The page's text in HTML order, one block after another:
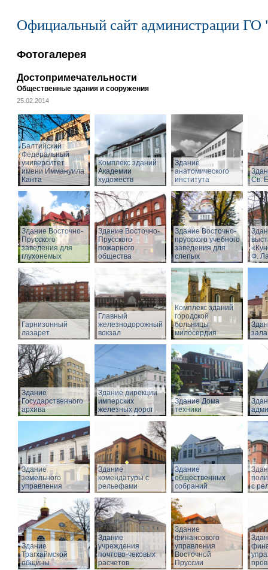
Официальный сайт администрации ГО
Фотогалерея
Достопримечательности
Общественные здания и сооружения
25.02.2014
Балтийский
Федеральный
университет
имени Иммануила
Канта
Комплекс зданий
Академии
художеств
Здание
анатомического
института
Св.
Здание Восточно-
Прусского
заведения для
глухонемых
Здание Восточно-
Прусского
пожарного
общества
Здание Восточно-
прусского учебного
заведения для
слепых
Ф.
Гарнизонный
лазарет
Главный
железнодорожный
вокзал
Комплекс зданий
городской
больницы
милосердия
зала
Здание
Государственного
архива
Здание дирекции
имперских
железных дорог
Здание Дома
техники
Здание
земельного
управления
Здание
комендатуры с
рельефами
Здание
общественных
собраний
с
Здание
Трагхаймской
общины
Здание
учреждения
почтово-чековых
расчетов
Здание
финансового
управления
Восточной
Пруссии